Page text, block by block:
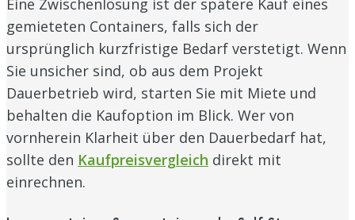
Eine Zwischenlösung ist der spätere Kauf eines
gemieteten Containers, falls sich der
ursprünglich kurzfristige Bedarf verstetigt. Wenn
Sie unsicher sind, ob aus dem Projekt
Dauerbetrieb wird, starten Sie mit Miete und
behalten die Kaufoption im Blick. Wer von
vornherein Klarheit über den Dauerbedarf hat,
sollte den Kaufpreisvergleich direkt mit
einrechnen.